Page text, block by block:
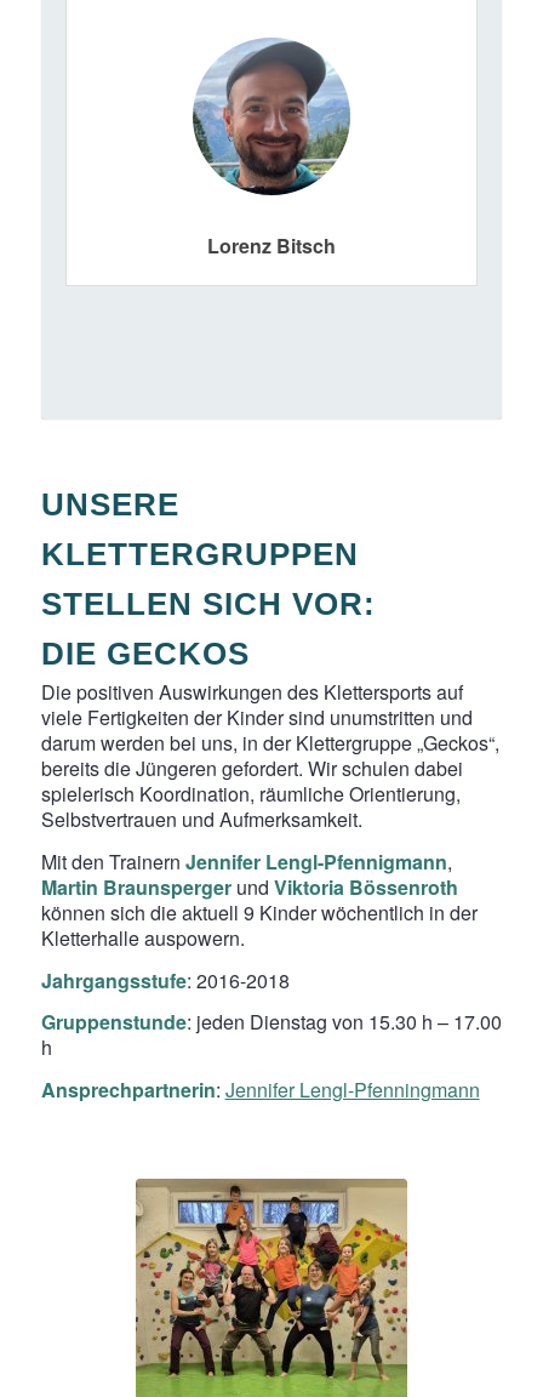
Lorenz Bitsch
UNSERE
KLETTERGRUPPEN
STELLEN SICH VOR:
DIE GECKOS
Die positiven Auswirkungen des Klettersports auf
viele Fertigkeiten der Kinder sind unumstritten und
darum werden bei uns, in der Klettergruppe „Geckos“,
bereits die Jüngeren gefordert. Wir schulen dabei
spielerisch Koordination, räumliche Orientierung,
Selbstvertrauen und Aufmerksamkeit.
Mit den Trainern Jennifer Lengl-Pfennigmann,
Martin Braunspergerund Viktoria Bössenroth
können sich die aktuell 9 Kinder wöchentlich in der
Kletterhalle auspowern.
Jahrgangsstufe: 2016-2018
Gruppenstunde: jeden Dienstag von 15.30 h – 17.00
h
Ansprechpartnerin: Jennifer Lengl-Pfenningmann